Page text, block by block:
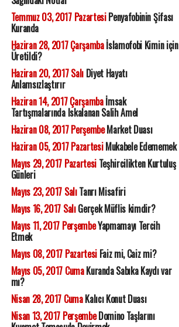
Temmuz 03, 2017 PazartesiPenyafobinin Şifası
Kuranda
Haziran 28, 2017 Çarşambaİslamofobi Kimin için
Üretildi?
Haziran 20, 2017 SalıDiyet Hayatı
Anlamsızlaştırır
Haziran 14, 2017 Çarşambaİmsak
Tartışmalarında Iskalanan Salih Amel
Haziran 08, 2017 PerşembeMarket Duası
Haziran 05, 2017 PazartesiMukabele Edememek
Mayıs 29, 2017 PazartesiTeşhircilikten Kurtuluş
Günleri
Mayıs 23, 2017 SalıTanrı Misafiri
Mayıs 16, 2017 SalıGerçek Müflis kimdir?
Mayıs 11, 2017 PerşembeYapmamayı Tercih
Etmek
Mayıs 08, 2017 PazartesiFaiz mi, Caiz mi?
Mayıs 05, 2017 CumaKuranda Sabıka Kaydı var
mı?
Nisan 28, 2017 CumaKalıcı Konut Duası
Nisan 13, 2017 PerşembeDomino Taşlarını